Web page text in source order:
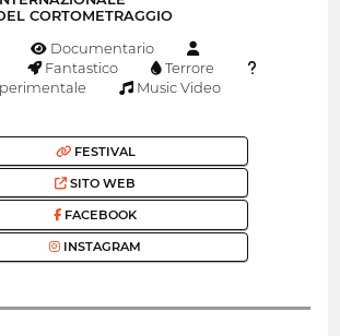
CORTOMETRAGGIO
Documentario
Fantastico
Terrore
Music Video
FESTIVAL
SITO WEB
FACEBOOK
INSTAGRAM